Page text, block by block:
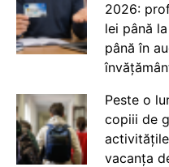
2026:
lei până
până în
Peste o
copiii de
vacanța